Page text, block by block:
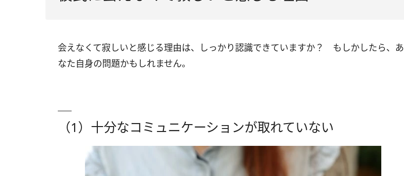
会えなくて寂しいと感じる理由は、しっかり認識できていますか？ もしかしたら、あ
なた自身の問題かもしれません。
（1）十分なコミュニケーションが取れていない